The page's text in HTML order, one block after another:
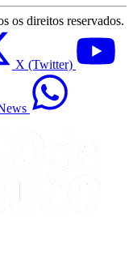
os direitos reservados.
X (Twitter)